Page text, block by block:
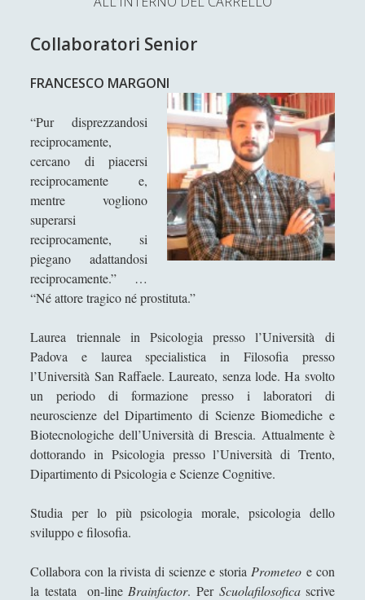
Contatti & Collabora!
La nostra storia
t
w
i
t
t
e
r
f
a
c
b
o
o
k
y
o
e
CERCA
S
a
r
c
h
SUPPORT US
Se apprezzi il nostro lavoro, puoi effettuare una
donazione tramite PayPal!
Contenuti
► Antologia(4)
► Filosofia(799)
► Saggi(72)
Scienza (84)
► Libri Recensiti(441)
► Ironia (7)
Collaboratori Senior
FRANCESCO MARGONI
“Pur disprezzandosi
reciprocamente,
cercano di piacersi
reciprocamente e,
mentre vogliono
superarsi
reciprocamente, si
piegano adattandosi
reciprocamente.” …
“Né attore tragico né prostituta.”
Laurea triennale in Psicologia presso l’Università di
Padova e laurea specialistica in Filosofia presso
l’Università San Raffaele. Laureato, senza lode. Ha svolto
un periodo di formazione presso i laboratori di
neuroscienze del Dipartimento di Scienze Biomediche e
Biotecnologiche dell’Università di Brescia. Attualmente è
dottorando in Psicologia presso l’Università di Trento,
Dipartimento di Psicologia e Scienze Cognitive.
Studia per lo più psicologia morale, psicologia dello
sviluppo e filosofia.
Collabora con la rivista di scienze e storia Prometeo e con
la testata on-line Brainfactor. Per Scuolafilosoficascrive